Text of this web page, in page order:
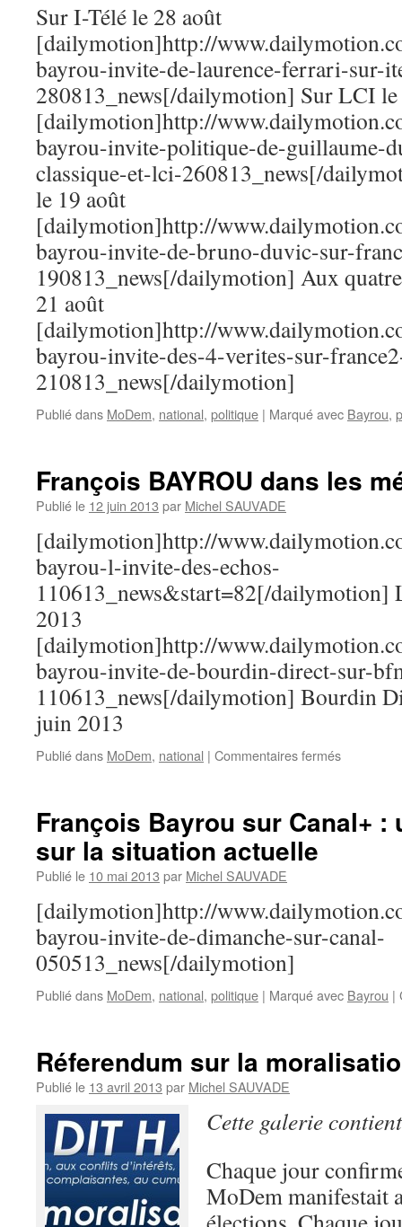
2013
:
François
BAYROU
Sur I-Télé le 28 août
[dailymotion]http://
bayrou-invite-de-laurence-ferrari-sur-
280813_news[/dailymotion] Sur LCI le
[dailymotion]http://
bayrou-invite-politique-de-guillaume-
classique-et-lci-260813_news[/
le 19 août
[dailymotion]http://
bayrou-invite-de-bruno-duvic-sur-
190813_news[/dailymotion] Aux
21 août
[dailymotion]http://
bayrou-invite-des-4-verites-sur-
210813_news[/dailymotion]
Publié dans MoDem, national, politique | Marqué avec Bayrou,
François BAYROU dans les
Publié le 12 juin 2013 par Michel SAUVADE
[dailymotion]http://
bayrou-l-invite-des-echos-
110613_news&start=82[/dailymotion]
2013
[dailymotion]http://
bayrou-invite-de-bourdin-direct-sur-
110613_news[/dailymotion] Bourdin
juin 2013
Publié dans MoDem, national | Commentaires fermés
dans
les
François Bayrou sur Canal+ :
sur la situation actuelle
Publié le 10 mai 2013 par Michel SAUVADE
[dailymotion]http://
bayrou-invite-de-dimanche-sur-canal-
050513_news[/dailymotion]
Publié dans MoDem, national, politique | Marqué avec Bayrou |
Réferendum sur la
Publié le 13 avril 2013 par Michel SAUVADE
Cette galerie
Chaque jour
MoDem manifestait